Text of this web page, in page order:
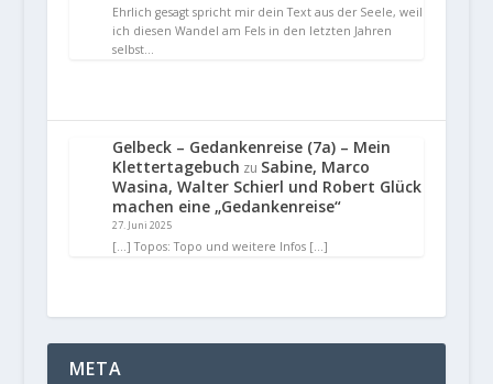
Ehrlich gesagt spricht mir dein Text aus der Seele, weil
ich diesen Wandel am Fels in den letzten Jahren
selbst…
Gelbeck – Gedankenreise (7a) – Mein
Klettertagebuch zu Sabine, Marco
Wasina, Walter Schierl und Robert Glück
machen eine „Gedankenreise“
27. Juni 2025
[…] Topos: Topo und weitere Infos […]
META